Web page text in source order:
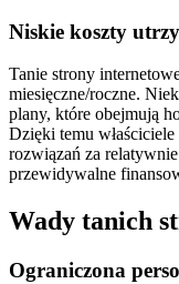
Niskie koszty
Tanie strony
miesięczne/roczne.
plany, które obejmują
Dzięki temu
rozwiązań za
przewidywalne
Wady tanich
Ograniczona